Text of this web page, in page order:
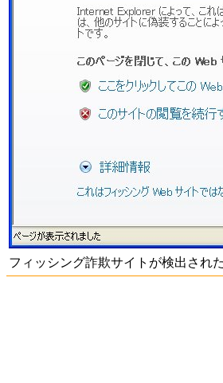
フィッシング詐欺サイトが検出され